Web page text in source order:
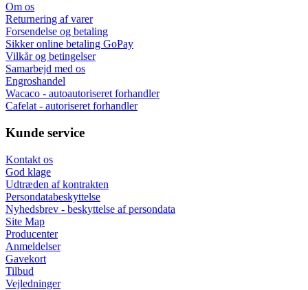
Om os
Returnering af varer
Forsendelse og betaling
Sikker online betaling GoPay
Vilkår og betingelser
Samarbejd med os
Engroshandel
Wacaco - autoautoriseret forhandler
Cafelat - autoriseret forhandler
Kunde service
Kontakt os
God klage
Udtræden af kontrakten
Persondatabeskyttelse
Nyhedsbrev - beskyttelse af persondata
Site Map
Producenter
Anmeldelser
Gavekort
Tilbud
Vejledninger